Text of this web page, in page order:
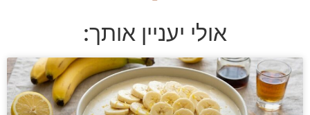
אולי יעניין אותך: